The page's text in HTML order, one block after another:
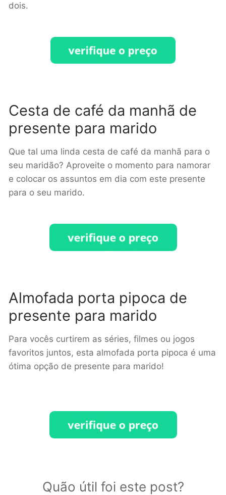
dois.
Cesta de café da manhã de
presente para marido
Que tal uma linda cesta de café da manhã para o
seu maridão? Aproveite o momento para namorar
e colocar os assuntos em dia com este presente
para o seu marido.
Almofada porta pipoca de
presente para marido
Para vocês curtirem as séries, filmes ou jogos
favoritos juntos, esta almofada porta pipoca é uma
ótima opção de presente para marido!
Quão útil foi este post?